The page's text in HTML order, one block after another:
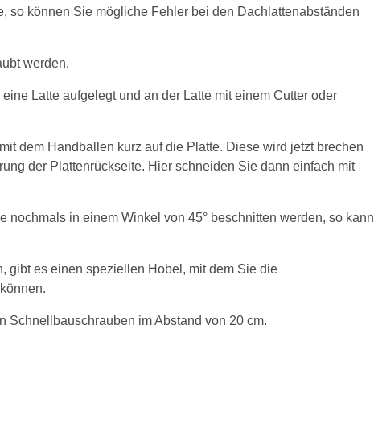
so können Sie mögliche Fehler bei den Dachlattenabständen
werden.
Latte aufgelegt und an der Latte mit einem Cutter oder
dem Handballen kurz auf die Platte. Diese wird jetzt brechen
der Plattenrückseite. Hier schneiden Sie dann einfach mit
nochmals in einem Winkel von 45° beschnitten werden, so kann
gibt es einen speziellen Hobel, mit dem Sie die
Schnellbauschrauben im Abstand von 20 cm.